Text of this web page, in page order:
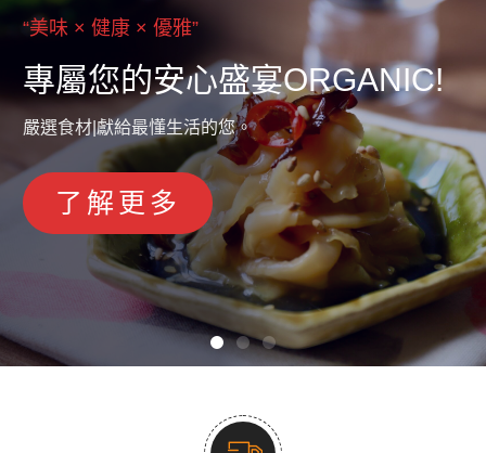
“美味 × 健康 × 優雅
專屬您的安心盛宴
嚴選食材|獻給最懂生活的您。
“美味 × 健康 × 優雅”
專屬您的安心盛宴ORGANIC!
嚴選食材|獻給最懂生活的您。
了解更多
健康 × 優雅”
的安心盛宴ORGANIC!
的您。
了解更多
“美味 × 健康 × 優雅”
專屬您的安心盛宴
嚴選食材|獻給最懂生活的您。
“美味
專
嚴選食材|獻給最懂生